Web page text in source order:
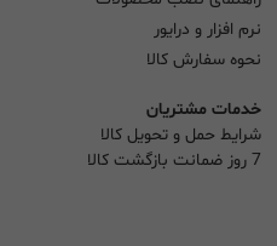
نرم افزار و درایور
نحوه سفارش کالا
خدمات مشتریان
شرایط حمل و تحویل کالا
7 روز ضمانت بازگشت کالا